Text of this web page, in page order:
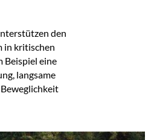
den
in kritischen
Beispiel eine
langsame